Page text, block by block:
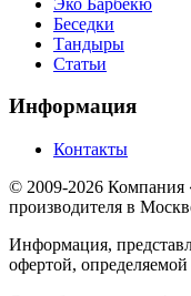
Беседки
Тандыры
Статьи
Информация
Контакты
© 2009-2026 Компания
производителя в
Информация,
офертой,